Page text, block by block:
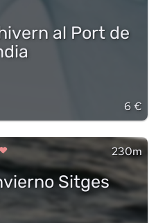
al Port de
6 €
230m
Sitges